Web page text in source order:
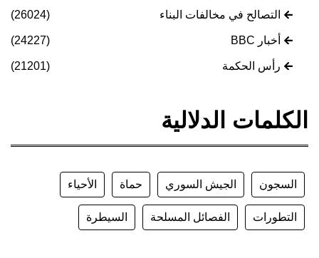
التصالح في مخالفات البناء (26024)
أخبار BBC (24227)
رأس الحكمة (21201)
الكلمات الدلالية
السجون الجيش السوري حماة الأحياء
التطورات الفصائل المسلحة السيطرة